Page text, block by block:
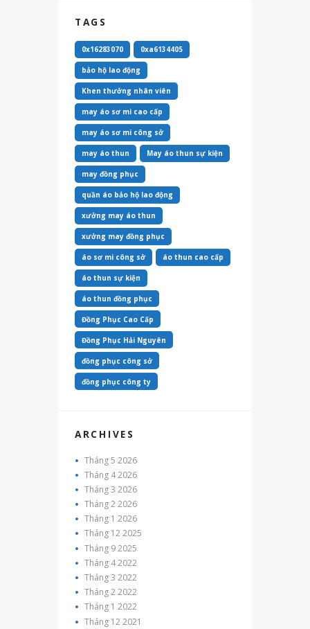
TAGS
0x16283070 0xa6134405
bảo hộ lao động
Khen thưởng nhân viên
may áo sơ mi cao cấp
may áo sơ mi công sở
may áo thun May áo thun sự kiện
may đồng phục
quần áo bảo hộ lao động
xưởng may áo thun
xưởng may đồng phục
áo sơ mi công sở áo thun cao cấp
áo thun sự kiện
áo thun đồng phục
Đồng Phục Cao Cấp
Đồng Phục Hải Nguyên
đồng phục công sở
đồng phục công ty
ARCHIVES
Tháng 52026
Tháng 42026
Tháng 32026
Tháng 22026
Tháng 12026
Tháng 122025
Tháng 92025
Tháng 42022
Tháng 32022
Tháng 22022
Tháng 12022
Tháng 122021